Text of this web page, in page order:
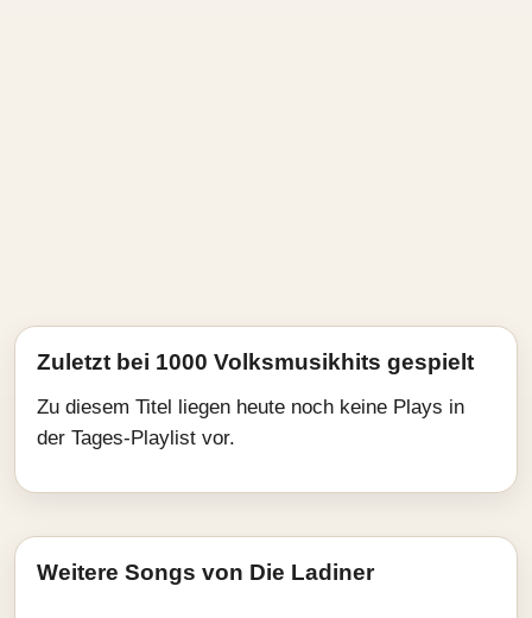
Zuletzt bei 1000 Volksmusikhits gespielt
Zu diesem Titel liegen heute noch keine Plays in
der Tages-Playlist vor.
Weitere Songs von Die Ladiner